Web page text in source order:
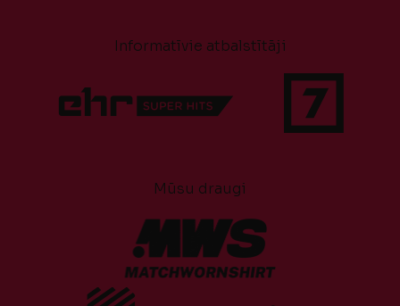
Informatīvie atbalstītāji
Mūsu draugi